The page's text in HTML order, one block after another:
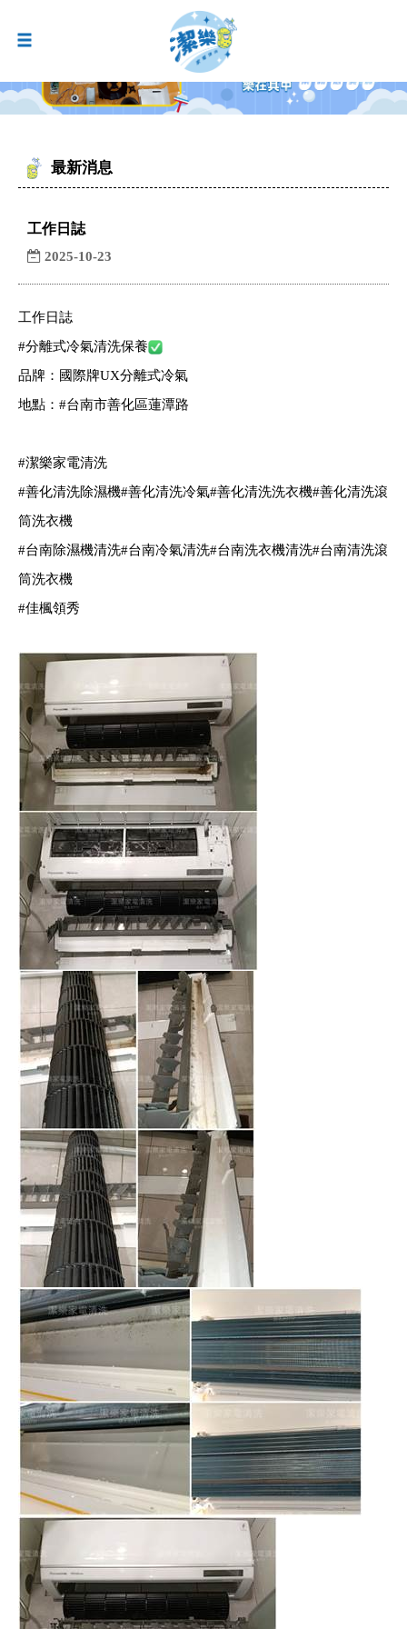
最新消息
工作日誌
2025-10-23
工作日誌
#分離式冷氣清洗保養
品牌：國際牌UX分離式冷氣
地點： #台南市善化區蓮潭路
#潔樂家電清洗
#善化清洗除濕機#善化清洗冷氣#善化清洗洗衣機#善化清洗滾
筒洗衣機
#台南除濕機清洗#台南冷氣清洗#台南洗衣機清洗#台南清洗滾
筒洗衣機
#佳楓領秀